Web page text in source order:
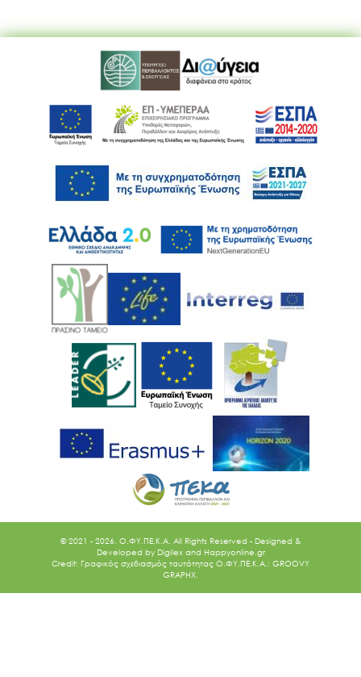
Ακολουθήστε μας
© 2021 - 2026. O.ΦΥ.ΠΕ.Κ.Α. All Rights Reserved - Designed &
Developed by Digilex and Happyonline.gr
Credit: Γραφικός σχεδιασμός ταυτότητας Ο.ΦΥ.ΠΕ.Κ.Α.: GROOVY
GRAPHX.